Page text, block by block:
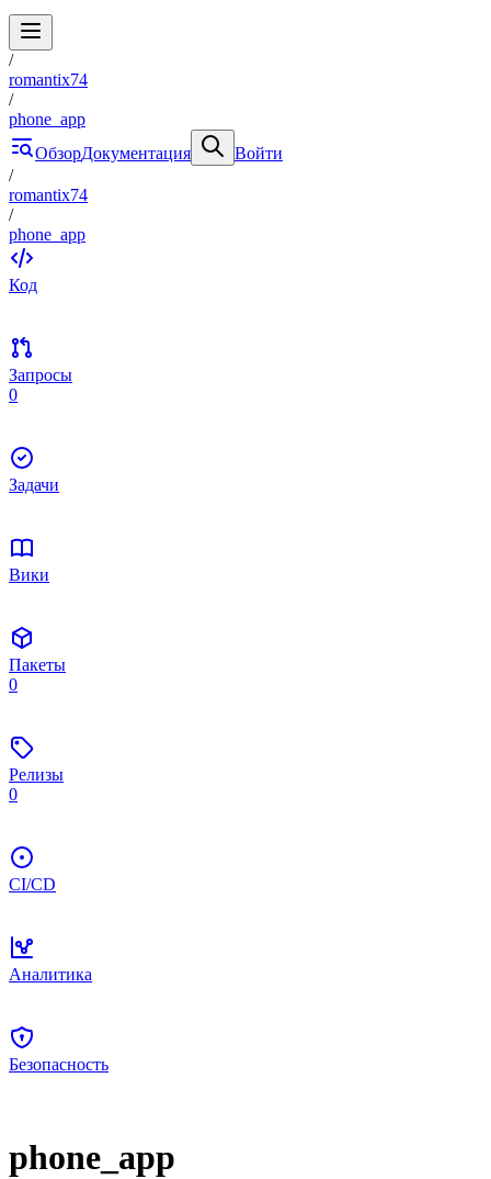
/
romantix74
/
phone_app
ОбзорДокументация
Войти
/
romantix74
/
phone_app
Код
Запросы
0
Задачи
Вики
Пакеты
0
Релизы
0
CI/CD
Аналитика
Безопасность
phone_app